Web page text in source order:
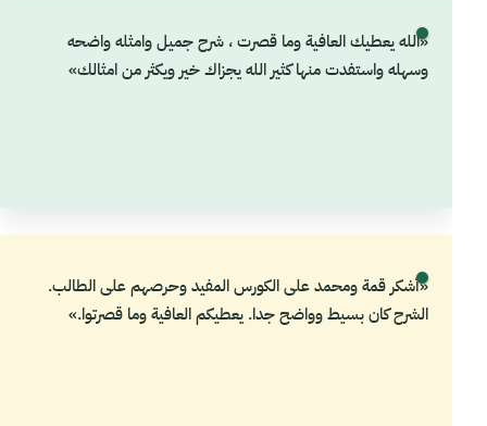
«الله يعطيك العافية وما قصرت ، شرح جميل وامثله واضحه
وسهله واستفدت منها كثير الله يجزاك خير ويكثر من امثالك»
«أشكر قمة ومحمد على الكورس المفيد وحرصهم على الطالب.
الشرح كان بسيط وواضح جدا. يعطيكم العافية وما قصرتوا.»